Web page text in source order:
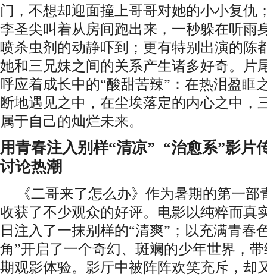
门，不想却迎面撞上哥哥对她的小小复仇
李圣尖叫着从房间跑出来，一秒躲在听雨
喷杀虫剂的动静吓到 ；更有特别出演的陈
她和三兄妹之间的关系产生诸多好奇。片
呼应着成长中的“酸甜苦辣” ： 在热泪盈眶
断地遇见之中 ， 在尘埃落定的内心之中，
属于自己的灿烂未来。
用青春注入别样“清凉” “治愈系”影片
讨论热潮
《二哥来了怎么办》 作为暑期的第一部
收获了不少观众的好评。电影以纯粹而真
日注入了一抹别样的“清爽”；以充满青春
角”开启了一个奇幻、斑斓的少年世界，
期观影体验。 影厅中被阵阵欢笑充斥， 却